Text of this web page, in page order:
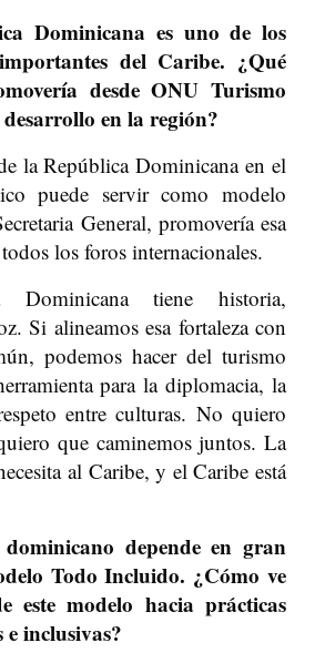
Dominicana es uno de los
del Caribe. ¿Qué
desde ONU Turismo
en la región?
la República Dominicana en el
puede servir como modelo
General, promovería esa
los foros internacionales.
Dominicana tiene historia,
Si alineamos esa fortaleza con
podemos hacer del turismo
para la diplomacia, la
entre culturas. No quiero
que caminemos juntos. La
al Caribe, y el Caribe está
depende en gran
Todo Incluido. ¿Cómo ve
este modelo hacia prácticas
e inclusivas?